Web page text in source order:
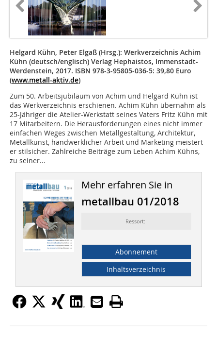
Helgard Kühn, Peter Elgaß (Hrsg.): Werkverzeichnis Achim
Kühn (deutsch/englisch) Verlag Hephaistos, Immenstadt-
Werdenstein, 2017. ISBN 978-3-95805-036-5: 39,80 Euro
(www.metall-aktiv.de)
Zum 50. Arbeitsjubiläum von Achim und Helgard Kühn ist
das Werkverzeichnis erschienen. Achim Kühn übernahm als
25-Jähriger die Atelier-Werkstatt seines Vaters Fritz Kühn mit
17 Mitarbeitern. Die Herausforderungen eines nicht immer
einfachen Weges zwischen Metallgestaltung, Architektur,
Metallkunst, handwerklicher Arbeit und Marketing meistert
er stilsicher. Zahlreiche Beiträge zum Leben Achim Kühns,
zu seiner...
Mehr erfahren Sie in
metallbau 01/2018
Ressort:
Abonnement
Inhaltsverzeichnis